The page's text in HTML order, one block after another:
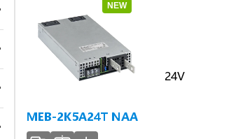
NEW
MEB-2K5A24T NAA
24V